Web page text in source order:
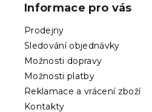
ý
Informace pro vás
Prodejny
Sledování objednávky
Možnosti dopravy
Možnosti platby
Reklamace a vrácení zboží
Kontakty